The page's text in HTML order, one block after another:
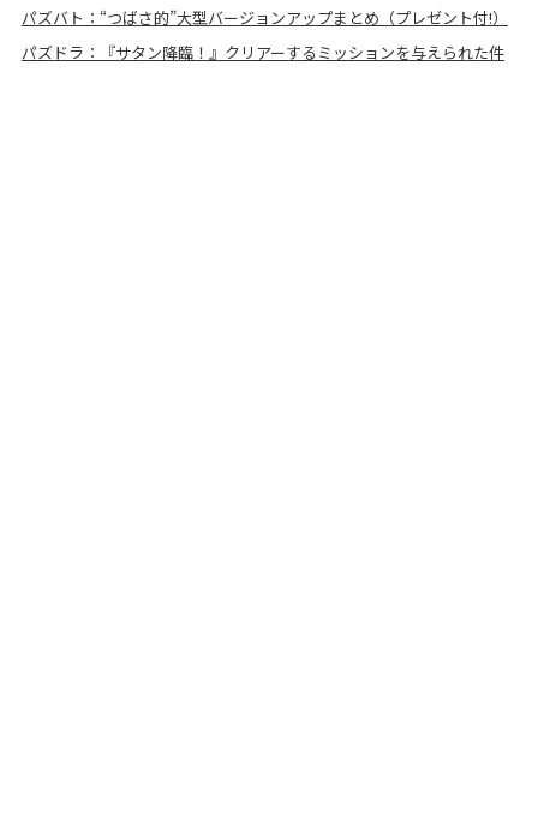
パズバト：“つばさ的”大型バージョンアップまとめ（プレゼント付!）
パズドラ：『サタン降臨！』クリアーするミッションを与えられた件